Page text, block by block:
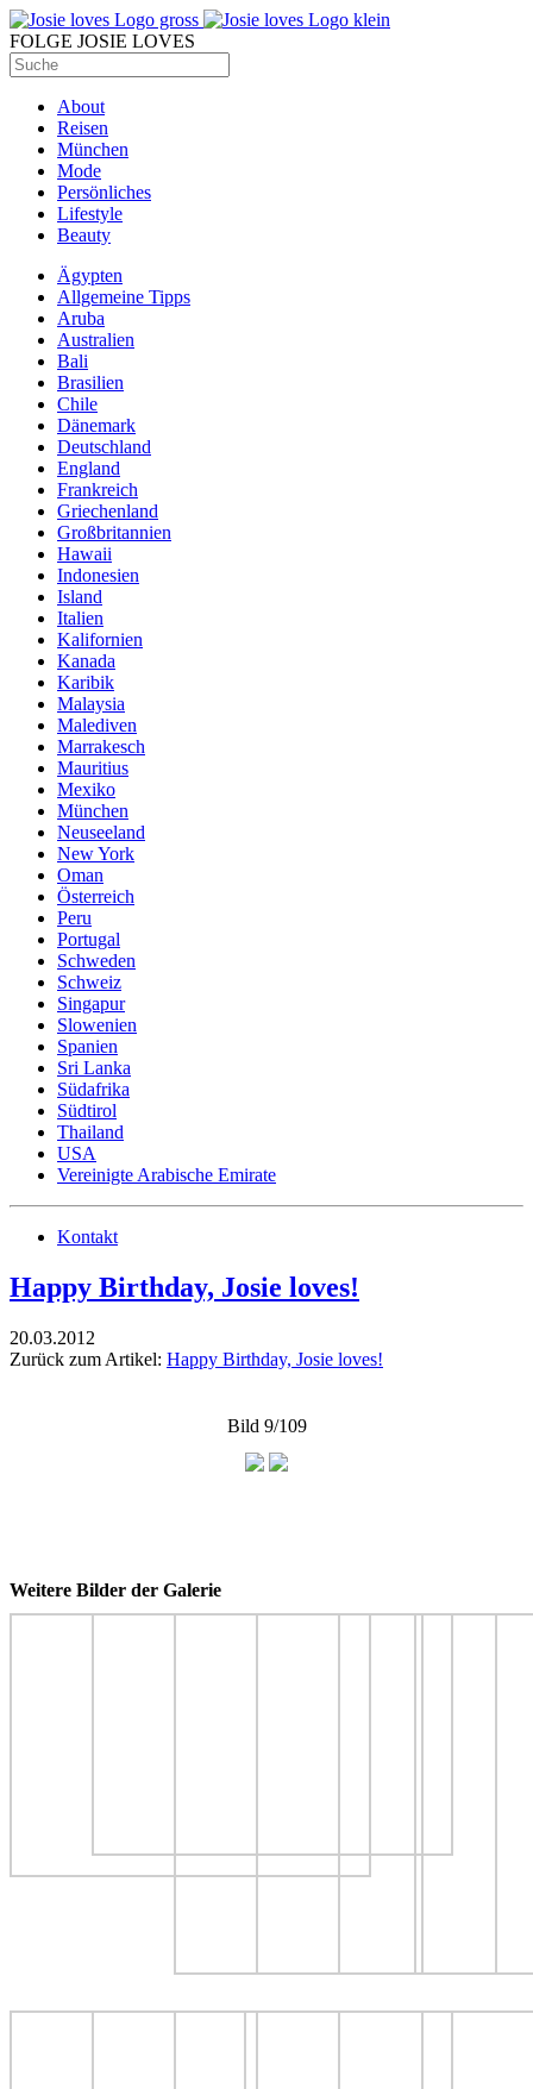
FOLGE JOSIE LOVES
About
Reisen
München
Mode
Persönliches
Lifestyle
Beauty
Ägypten
Allgemeine Tipps
Aruba
Australien
Bali
Brasilien
Chile
Dänemark
Deutschland
England
Frankreich
Griechenland
Großbritannien
Hawaii
Indonesien
Island
Italien
Kalifornien
Kanada
Karibik
Malaysia
Malediven
Marrakesch
Mauritius
Mexiko
München
Neuseeland
New York
Oman
Österreich
Peru
Portugal
Schweden
Schweiz
Singapur
Slowenien
Spanien
Sri Lanka
Südafrika
Südtirol
Thailand
USA
Vereinigte Arabische Emirate
Kontakt
Happy Birthday, Josie loves!
20.03.2012
Zurück zum Artikel: Happy Birthday, Josie loves!
Bild 9/109
Weitere Bilder der Galerie